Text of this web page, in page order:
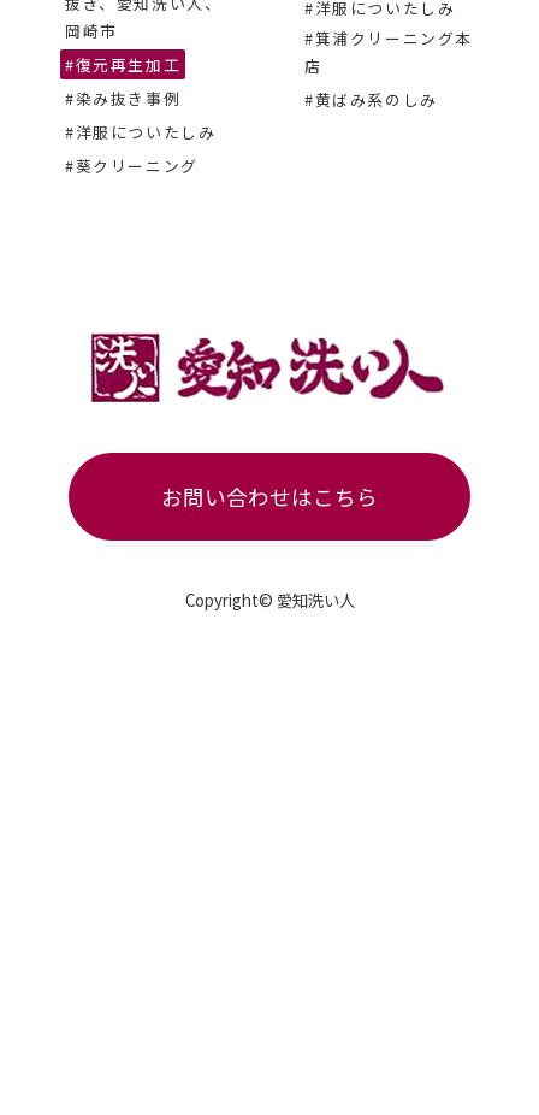
岡崎市
#復元再生加工
#染み抜き事例
#洋服についたしみ
#葵クリーニング
#洋服についたしみ
#箕浦クリーニング本
店
#黄ばみ系のしみ
お問い合わせはこちら
Copyright© 愛知洗い人